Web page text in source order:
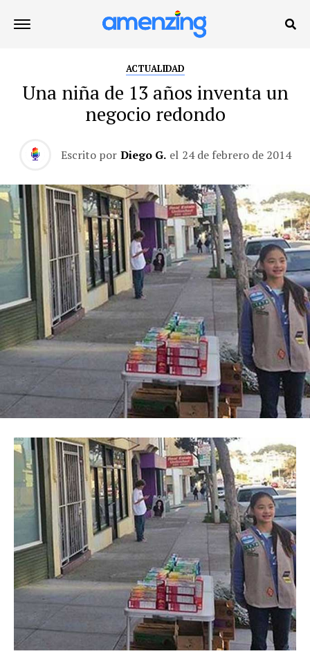
ACTUALIDAD
Una niña de 13 años inventa un
negocio redondo
Escrito por Diego G. el 24 de febrero de 2014